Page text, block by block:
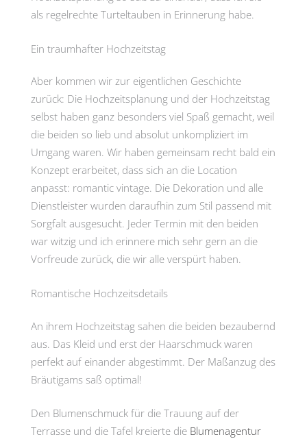
als regelrechte Turteltauben in Erinnerung habe.
Ein traumhafter Hochzeitstag
Aber kommen wir zur eigentlichen Geschichte
zurück: Die Hochzeitsplanung und der Hochzeitstag
selbst haben ganz besonders viel Spaß gemacht, weil
die beiden so lieb und absolut unkompliziert im
Umgang waren. Wir haben gemeinsam recht bald ein
Konzept erarbeitet, dass sich an die Location
anpasst: romantic vintage. Die Dekoration und alle
Dienstleister wurden daraufhin zum Stil passend mit
Sorgfalt ausgesucht. Jeder Termin mit den beiden
war witzig und ich erinnere mich sehr gern an die
Vorfreude zurück, die wir alle verspürt haben.
Romantische Hochzeitsdetails
An ihrem Hochzeitstag sahen die beiden bezaubernd
aus. Das Kleid und erst der Haarschmuck waren
perfekt auf einander abgestimmt. Der Maßanzug des
Bräutigams saß optimal!
Den Blumenschmuck für die Trauung auf der
Terrasse und die Tafel kreierte die Blumenagentur